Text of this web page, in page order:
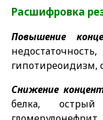
Расшифровка
Повышение
гипотиреоидизм,
Снижение
белка, острый